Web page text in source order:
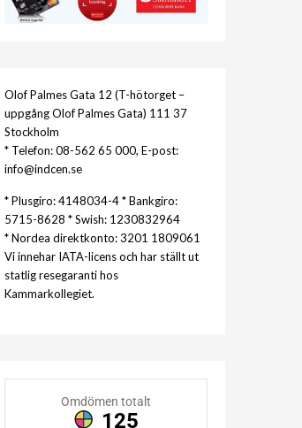
Olof Palmes Gata 12 (T-hötorget –
uppgång Olof Palmes Gata) 111 37
Stockholm
* Telefon: 08-562 65 000, E-post:
info@indcen.se
* Plusgiro: 4148034-4 * Bankgiro:
5715-8628 * Swish: 1230832964
* Nordea direktkonto: 3201 1809061
Vi innehar IATA-licens och har ställt ut
statlig resegaranti hos
Kammarkollegiet.